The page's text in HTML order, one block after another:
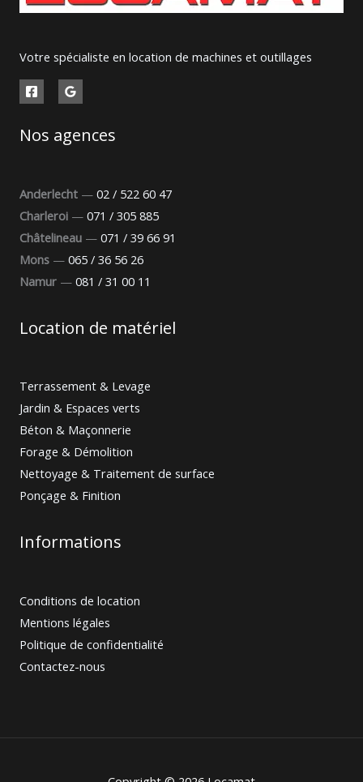
Votre spécialiste en location de machines et outillages
Nos agences
Anderlecht — 02 / 522 60 47
Charleroi — 071 / 305 885
Châtelineau — 071 / 39 66 91
Mons — 065 / 36 56 26
Namur — 081 / 31 00 11
Location de matériel
Terrassement & Levage
Jardin & Espaces verts
Béton & Maçonnerie
Forage & Démolition
Nettoyage & Traitement de surface
Ponçage & Finition
Informations
Conditions de location
Mentions légales
Politique de confidentialité
Contactez-nous